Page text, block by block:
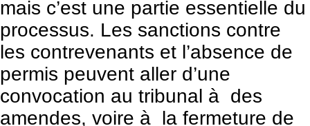
mais c’est une partie essentielle du
processus. Les sanctions contre
les contrevenants et l’absence de
permis peuvent aller d’une
convocation au tribunal à des
amendes, voire à la fermeture de